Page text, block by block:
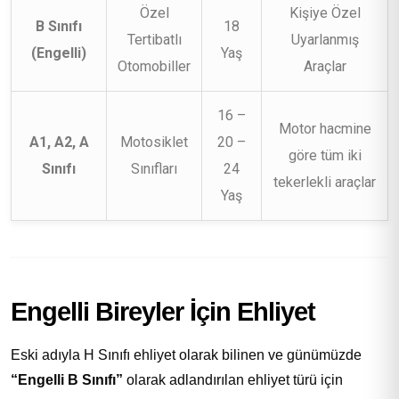
B Sınıfı
(Engelli)
Özel
Tertibatlı
Otomobiller
18
Yaş
Kişiye Özel
Uyarlanmış
Araçlar
A1, A2, A
Sınıfı
Motosiklet
Sınıfları
16 –
20 –
24
Yaş
Motor hacmine
göre tüm iki
tekerlekli araçlar
Engelli Bireyler İçin Ehliyet
Eski adıyla H Sınıfı ehliyet olarak bilinen ve günümüzde
“Engelli B Sınıfı” olarak adlandırılan ehliyet türü için